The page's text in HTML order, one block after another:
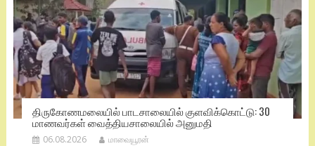
திருகோணமலையில் பாடசாலையில் குளவிக்கொட்டு: 30
மாணவர்கள் வைத்தியசாலையில் அனுமதி
06.08.2026 மாவையூரன்